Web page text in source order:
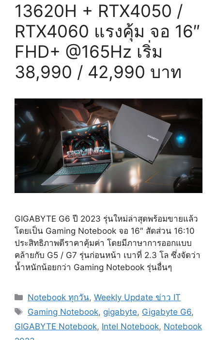
13620H + RTX4050 /
RTX4060 แรงคุ้ม จอ 16″
FHD+ @165Hz เริ่ม
38,990 / 42,990 บาท
GIGABYTE G6 ปี 2023 รุ่นใหม่ล่าสุดพร้อมขายแล้ว
โดยเป็น Gaming Notebook จอ 16″ สัดส่วน 16:10
ประสิทธิภาพดีราคาคุ้มค่า โดยมีภาษาการออกแบบ
คล้ายกับ G5 / G7 รุ่นก่อนหน้า เบาที่ 2.3 โล ซึ่งจัดว่า
น้ำหนักน้อยกว่า Gaming Notebook รุ่นอื่นๆ
Categories
Notebook ทุกวัน,Weekly Update ข่าว IT
Tags
Gaming Notebook, gigabyte, Gigabyte G6,
GIGABYTE Notebook, Intel Notebook, Notebook